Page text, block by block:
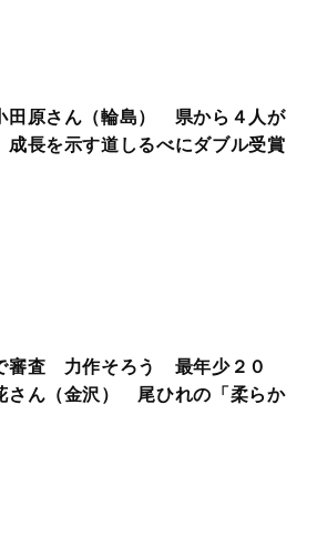
田原さん（輪島） 県から４人が
長を示す道しるべにダブル受賞
審査 力作そろう 最年少２０
ん（金沢） 尾ひれの「柔らか